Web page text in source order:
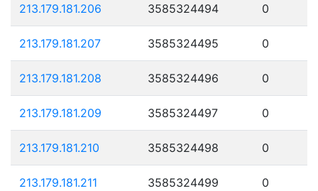
213.179.181.206 3585324494 0
213.179.181.207 3585324495 0
213.179.181.208 3585324496 0
213.179.181.209 3585324497 0
213.179.181.210 3585324498 0
213.179.181.211 3585324499 0